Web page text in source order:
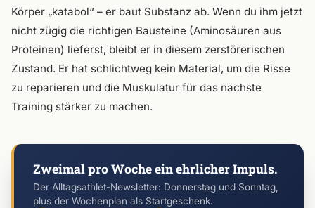
Körper „katabol“ – er baut Substanz ab. Wenn du ihm jetzt
nicht zügig die richtigen Bausteine (Aminosäuren aus
Proteinen) lieferst, bleibt er in diesem zerstörerischen
Zustand. Er hat schlichtweg kein Material, um die Risse
zu reparieren und die Muskulatur für das nächste
Training stärker zu machen.
Zweimal pro Woche ein ehrlicher Impuls.
Der Alltagsathlet-Newsletter: Donnerstag und Sonntag,
plus der Wochenplan als Startgeschenk.